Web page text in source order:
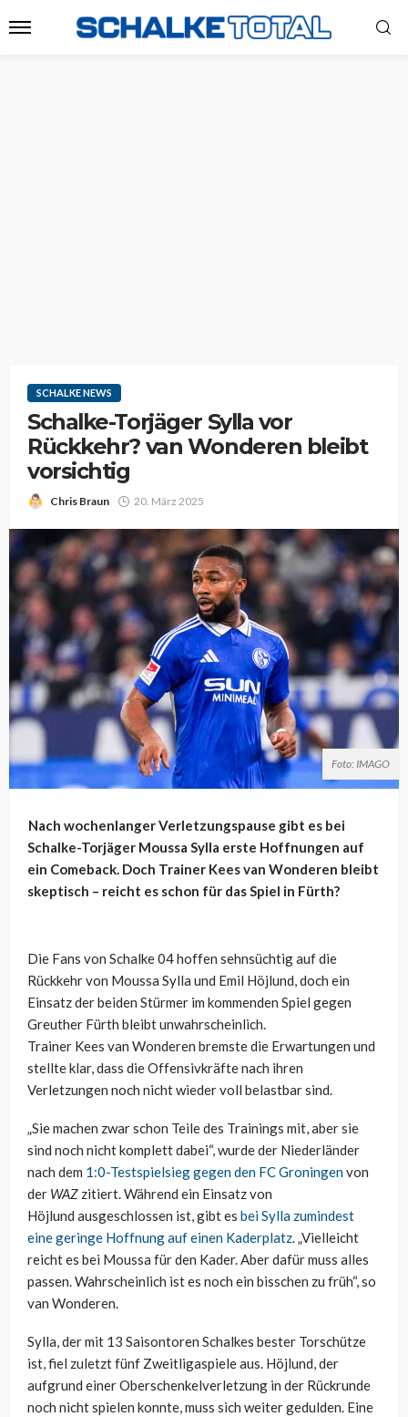
SCHALKE NEWS
Schalke-Torjäger Sylla vor
Rückkehr? van Wonderen bleibt
vorsichtig
Chris Braun 20. März 2025
Foto: IMAGO
Nach wochenlanger Verletzungspause gibt es bei
Schalke-Torjäger Moussa Sylla erste Hoffnungen auf
ein Comeback. Doch Trainer Keesvan Wonderen bleibt
skeptisch – reicht es schon für das Spiel in Fürth?
Die Fans von Schalke 04 hoffen sehnsüchtig auf die
Rückkehr von Moussa Sylla und Emil Höjlund, doch ein
Einsatz der beiden Stürmer im kommenden Spiel gegen
Greuther Fürth bleibt unwahrscheinlich.
Trainer Kees van Wonderen bremste die Erwartungen und
stellte klar, dass die Offensivkräfte nach ihren
Verletzungen noch nicht wieder voll belastbar sind.
„Sie machen zwar schon Teile des Trainings mit, aber sie
sind noch nicht komplett dabei“, wurde der Niederländer
nach dem 1:0-Testspielsieg gegen den FC Groningenvon
der WAZ zitiert. Während ein Einsatz von
Höjlund ausgeschlossen ist, gibt es beiSylla zumindest
eine geringe Hoffnung auf einen Kaderplatz. „Vielleicht
reicht es bei Moussa für den Kader. Aber dafür muss alles
passen. Wahrscheinlich ist es noch ein bisschen zu früh“, so
van Wonderen.
Sylla, der mit 13 Saisontoren Schalkes bester Torschütze
ist, fiel zuletzt fünf Zweitligaspiele aus. Höjlund, der
aufgrund einer Oberschenkelverletzung in der Rückrunde
noch nicht spielen konnte, muss sich weiter gedulden. Eine